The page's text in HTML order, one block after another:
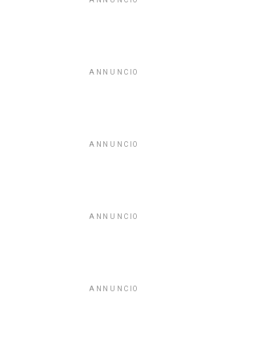
ANNUNCIO
ANNUNCIO
ANNUNCIO
ANNUNCIO